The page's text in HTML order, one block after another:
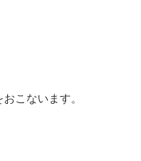
こないます。